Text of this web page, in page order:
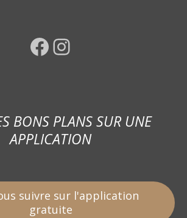
Facebook Instagram
BONS PLANS SUR UNE
APPLICATION
suivre sur l'application
gratuite